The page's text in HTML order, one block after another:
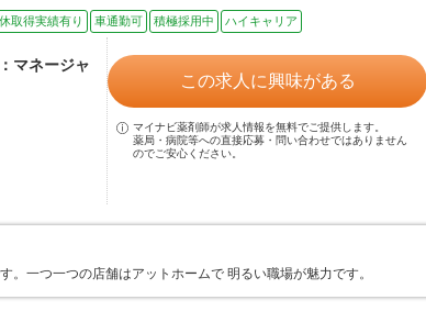
取得実績有り 車通勤可 積極採用中 ハイキャリア
マネージャ
この求人に興味がある
マイナビ薬剤師が求人情報を無料でご提供します。
薬局・病院等への直接応募・問い合わせではありません
のでご安心ください。
。一つ一つの店舗はアットホームで 明るい職場が魅力です。